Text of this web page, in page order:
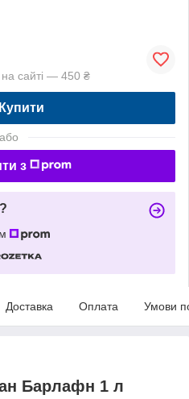
сайті — 450 ₴
Купити
або
з
Доставка Оплата Умови
Барлафн 1 л